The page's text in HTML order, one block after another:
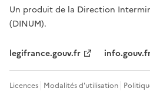
Un produit de la Direction
(DINUM).
legifrance.gouv.fr
Licences Modalités d'utilisation